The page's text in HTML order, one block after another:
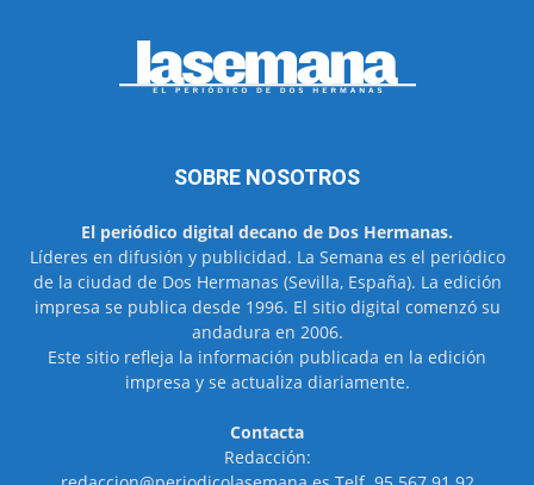
SOBRE NOSOTROS
El periódico digital decano de Dos Hermanas.
Líderes en difusión y publicidad. La Semana es el periódico
de la ciudad de Dos Hermanas (Sevilla, España). La edición
impresa se publica desde 1996. El sitio digital comenzó su
andadura en 2006.
Este sitio refleja la información publicada en la edición
impresa y se actualiza diariamente.
Contacta
Redacción: